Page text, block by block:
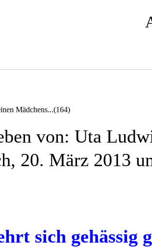
Mädchens...(164)
von: Uta
20. März 2013
sich gehässig